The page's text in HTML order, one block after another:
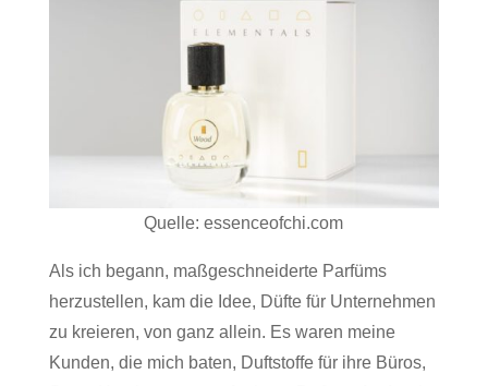
Quelle: essenceofchi.com
Als ich begann, maßgeschneiderte Parfüms
herzustellen, kam die Idee, Düfte für Unternehmen
zu kreieren, von ganz allein. Es waren meine
Kunden, die mich baten, Duftstoffe für ihre Büros,